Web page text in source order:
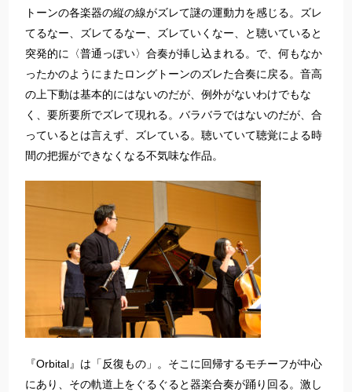
トーンの各楽器の縦の線がズレて謎の運動力を感じる。ズレ
てるなー、ズレてるなー、ズレていくなー、と聴いていると
突発的に〈普通っぽい〉合奏が挿し込まれる。で、何もなか
ったかのようにまたロングトーンのズレた合奏に戻る。音高
の上下動は基本的にはないのだが、例外がないわけでもな
く、要所要所でズレて現れる。バラバラではないのだが、合
っているとは言えず、ズレている。聴いていて聴覚による時
間の把握ができなくなる不気味な作品。
『Orbital』は「反復もの」。そこに回帰するモチーフが中心
にあり、その軌道上をぐるぐると器楽合奏が踊り回る。激し